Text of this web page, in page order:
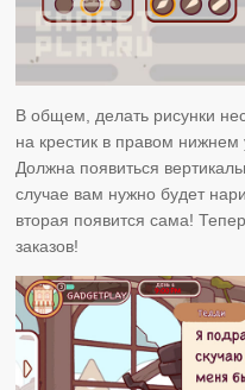
В общем, делать рисунки
на крестик в правом нижнем
Должна появиться
случае вам нужно будет
вторая появится сама!
заказов!